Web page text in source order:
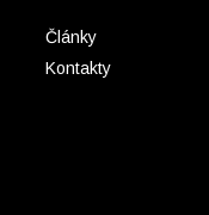
Články
Kontakty